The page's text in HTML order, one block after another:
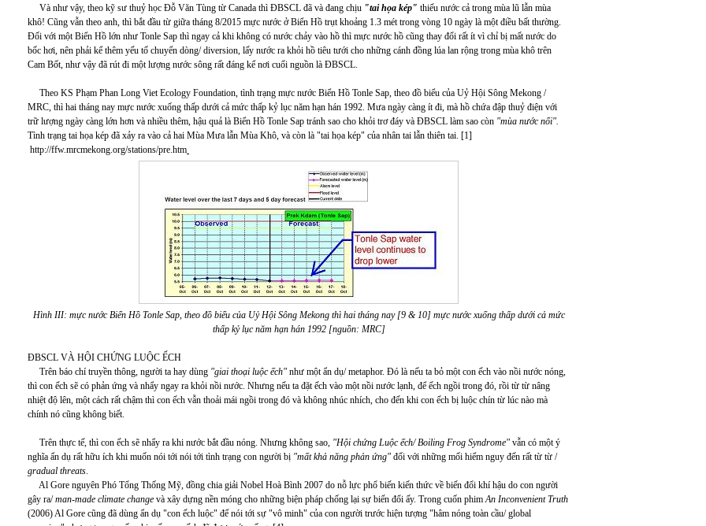
Và như vậy, theo kỹ sư thuỷ học Đỗ Văn Tùng từ Canada thì ĐBSCL đã và đang chịu "tai họa kép" thiếu nước cả trong mùa lũ lẫn mùa
khô! Cũng vẫn theo anh, thì bắt đầu từ giữa tháng 8/2015 mực nước ở Biển Hồ trụt khoảng 1.3 mét trong vòng 10 ngày là một điều bất thường.
Đối với một Biển Hồ lớn như Tonle Sap thì ngay cả khi không có nước chảy vào hồ thì mực nước hồ cũng thay đổi rất ít vì chỉ bị mất nước do
bốc hơi, nên phải kể thêm yếu tố chuyển dòng/ diversion, lấy nước ra khỏi hồ tiêu tưới cho những cánh đồng lúa lan rộng trong mùa khô trên
Cam Bốt, như vậy đã rút đi một lượng nước sông rất đáng kể nơi cuối nguồn là ĐBSCL.
Theo KS Phạm Phan Long Viet Ecology Foundation, tình trạng mực nước Biển Hồ Tonle Sap, theo đồ biểu của Uỷ Hội Sông Mekong /
MRC, thì hai tháng nay mực nước xuống thấp dưới cả mức thấp kỷ lục năm hạn hán 1992. Mưa ngày càng ít đi, mà hồ chứa đập thuỷ điện với
trữ lượng ngày càng lớn hơn và nhiều thêm, hậu quả là Biển Hồ Tonle Sap tránh sao cho khỏi trơ đáy và ĐBSCL làm sao còn "mùa nước nổi".
Tình trạng tai họa kép đã xảy ra vào cả hai Mùa Mưa lẫn Mùa Khô, và còn là "tai họa kép" của nhân tai lẫn thiên tai. [1]
http://ffw.mrcmekong.org/stations/pre.htm
Hình III: mực nước Biển Hồ Tonle Sap, theo đồ biểu của Uỷ Hội Sông Mekong thì hai tháng nay [9 & 10] mực nước xuống thấp dưới cả mức
thấp kỷ lục năm hạn hán 1992 [nguồn: MRC]
ĐBSCL VÀ HỘI CHỨNG LUỘC ẾCH
Trên báo chí truyền thông, người ta hay dùng "giai thoại luộc ếch" như một ẩn dụ/ metaphor. Đó là nếu ta bỏ một con ếch vào nồi nước nóng,
thì con ếch sẽ có phản ứng và nhẩy ngay ra khỏi nồi nước. Nhưng nếu ta đặt ếch vào một nồi nước lạnh, để ếch ngồi trong đó, rồi từ từ nâng
nhiệt độ lên, một cách rất chậm thì con ếch vẫn thoải mái ngồi trong đó và không nhúc nhích, cho đến khi con ếch bị luộc chín từ lúc nào mà
chính nó cũng không biết.
Trên thực tế, thì con ếch sẽ nhẩy ra khi nước bắt đầu nóng. Nhưng không sao, "Hội chứng Luộc ếch/ Boiling Frog Syndrome" vẫn có một ý
nghĩa ẩn dụ rất hữu ích khi muốn nói tới nói tới tình trạng con người bị "mất khả năng phản ứng" đối với những mối hiểm nguy đến rất từ từ /
gradual threats.
Al Gore nguyên Phó Tổng Thống Mỹ, đồng chia giải Nobel Hoà Bình 2007 do nỗ lực phổ biến kiến thức về biến đổi khí hậu do con người
gây ra/man-made climate change và xây dựng nền móng cho những biện pháp chống lại sự biến đổi ấy. Trong cuốn phimAn Inconvenient Truth
(2006) Al Gore cũng đã dùng ẩn dụ "con ếch luộc" để nói tới sự "vô minh" của con người trước hiện tượng "hâm nóng toàn cầu/ global